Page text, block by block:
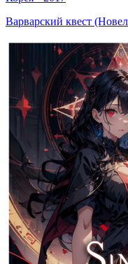
Варварский квест